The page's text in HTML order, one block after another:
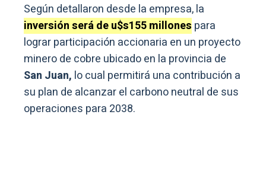
Según detallaron desde la empresa, la
inversión será de u$s155 millones para
lograr participación accionaria en un proyecto
minero de cobre ubicado en la provincia de
San Juan, lo cual permitirá una contribución a
su plan de alcanzar el carbono neutral de sus
operaciones para 2038.